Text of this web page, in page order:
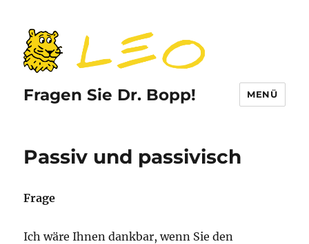
Fragen Sie Dr. Bopp! MENÜ
Passiv und passivisch
Frage
Ich wäre Ihnen dankbar, wenn Sie den